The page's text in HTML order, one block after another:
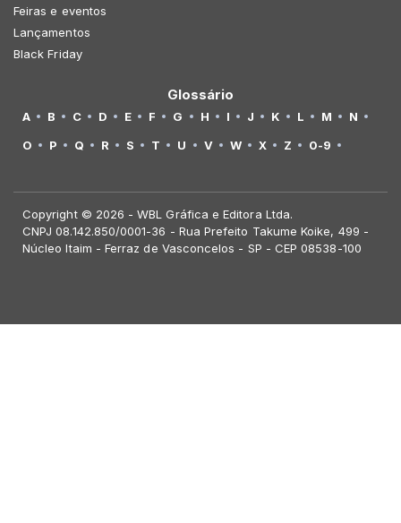
Feiras e eventos
Lançamentos
Black Friday
Glossário
A B C D E F G H I J K L M
N
O
P Q R S T U V W X Z 0-9
Copyright © 2026 - WBL Gráfica e Editora Ltda.
CNPJ 08.142.850/0001-36 - Rua Prefeito Takume Koike, 499 -
Núcleo Itaim - Ferraz de Vasconcelos - SP - CEP 08538-100